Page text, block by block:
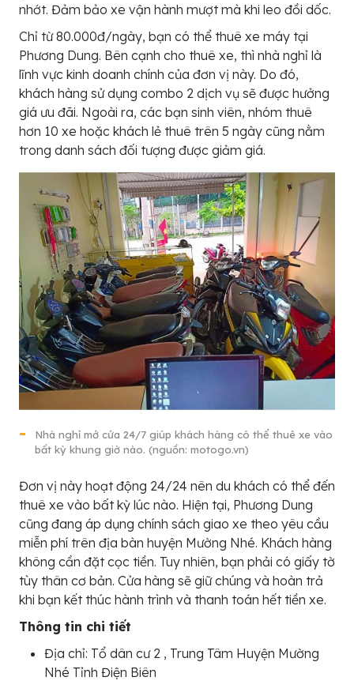
nhớt. Đảm bảo xe vận hành mượt mà khi leo đồi dốc.
Chỉ từ 80.000đ/ngày, bạn có thể thuê xe máy tại
Phương Dung. Bên cạnh cho thuê xe, thì nhà nghỉ là
lĩnh vực kinh doanh chính của đơn vị này. Do đó,
khách hàng sử dụng combo 2 dịch vụ sẽ được hưởng
giá ưu đãi. Ngoài ra, các bạn sinh viên, nhóm thuê
hơn 10 xe hoặc khách lẻ thuê trên 5 ngày cũng nằm
trong danh sách đối tượng được giảm giá.
Nhà nghỉ mở cửa 24/7 giúp khách hàng có thể thuê xe vào
bất kỳ khung giờ nào. (nguồn: motogo.vn)
Đơn vị này hoạt động 24/24 nên du khách có thể đến
thuê xe vào bất kỳ lúc nào. Hiện tại, Phương Dung
cũng đang áp dụng chính sách giao xe theo yêu cầu
miễn phí trên địa bàn huyện Mường Nhé. Khách hàng
không cần đặt cọc tiền. Tuy nhiên, bạn phải có giấy tờ
tùy thân cơ bản. Cửa hàng sẽ giữ chúng và hoàn trả
khi bạn kết thúc hành trình và thanh toán hết tiền xe.
Thông tin chi tiết
Địa chỉ: Tổ dân cư 2 , Trung Tâm Huyện Mường
Nhé Tỉnh Điện Biên